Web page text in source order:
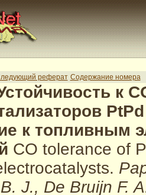
реферат Содержание номера
к
к топливным
CO tolerance of
J., De Bruijn F.